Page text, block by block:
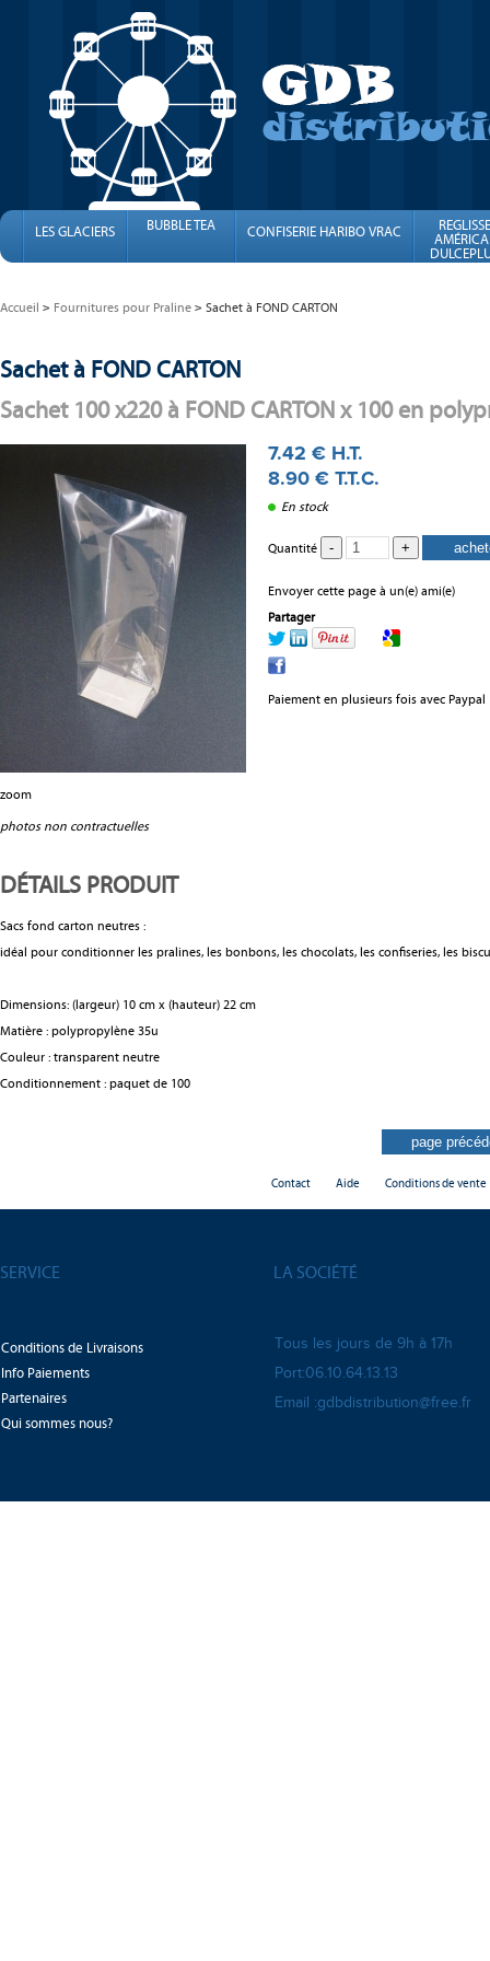
LES GLACIERS BUBBLE TEA CONFISERIE HARIBO VRAC
FINI
Accueil Fournitures pour Praline Sachet à FOND CARTON
Sachet à FOND CARTON
Sachet 100 x220 à FOND CARTON x 100 en
zoom
photos non contractuelles
7.42 € H.T.
8.90 € T.T.C.
En stock
Quantité
Envoyer cette page à un(e) ami(e)
Partager
Paiement en plusieurs fois avec Paypal
DÉTAILS PRODUIT
Sacs fond carton neutres :
idéal pour conditionner les pralines, les bonbons, les chocolats, les confiseries, les
Dimensions: (largeur) 10 cm x (hauteur) 22 cm
Matière : polypropylène 35u
Couleur : transparent neutre
Conditionnement : paquet de 100
Contact Aide Conditions de vente
SERVICE LA SOCIÉTÉ
Conditions de Livraisons
Info Paiements
Partenaires
Qui sommes nous?
Tous les jours de 9h à 17h
Port:06.10.64.13.13
Email :gdbdistribution@free.fr